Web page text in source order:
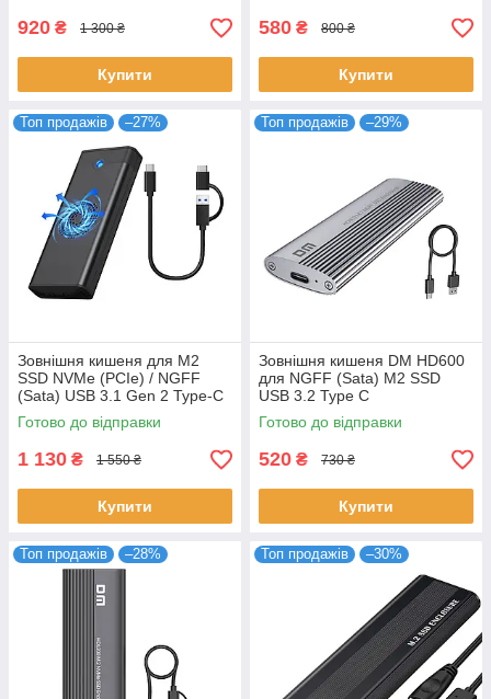
920 ₴ 1 300 ₴
Купити
580 ₴ 800 ₴
Купити
Топ продажів –27%
Зовнішня кишеня для M2
SSD NVMe (PCIe) / NGFF
(Sata) USB 3.1 Gen 2 Type-C
Shuole M8 з охолодженням
Готово до відправки
1 130 ₴ 1 550 ₴
Купити
Топ продажів –29%
Зовнішня кишеня DM HD600
для NGFF (Sata) M2 SSD
USB 3.2 Type C
Готово до відправки
520 ₴ 730 ₴
Купити
Топ продажів –28% Топ продажів –30%